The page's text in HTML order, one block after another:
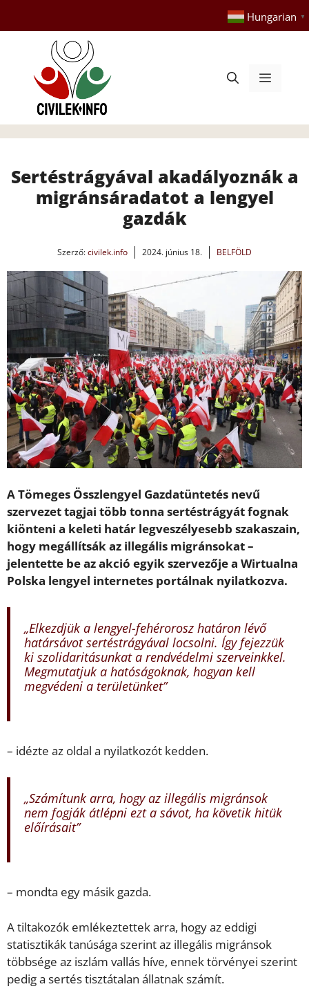
tartalomba
Hungarian ▼
Menü
Sertéstrágyával akadályoznák a
migránsáradatot a lengyel
gazdák
Szerző:civilek.info 2024. június 18. BELFÖLD
A Tömeges Összlengyel Gazdatüntetés nevű
szervezet tagjai több tonna sertéstrágyát fognak
kiönteni a keleti határ legveszélyesebb szakaszain,
hogy megállítsák az illegális migránsokat –
jelentette be az akció egyik szervezője a Wirtualna
Polska lengyel internetes portálnak nyilatkozva.
„Elkezdjük a lengyel-fehérorosz határon lévő
határsávot sertéstrágyával locsolni. Így fejezzük
ki szolidaritásunkat a rendvédelmi szerveinkkel.
Megmutatjuk a hatóságoknak, hogyan kell
megvédeni a területünket”
– idézte az oldal a nyilatkozót kedden.
„Számítunk arra, hogy az illegális migránsok
nem fogják átlépni ezt a sávot, ha követik hitük
előírásait”
– mondta egy másik gazda.
A tiltakozók emlékeztettek arra, hogy az eddigi
statisztikák tanúsága szerint az illegális migránsok
többsége az iszlám vallás híve, ennek törvényei szerint
pedig a sertés tisztátalan állatnak számít.